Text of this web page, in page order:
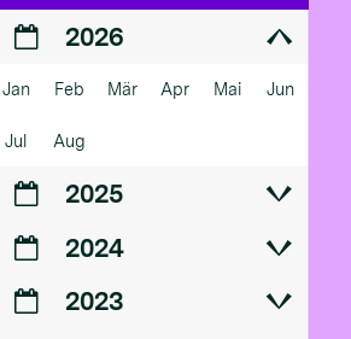
2026
Jan Feb Mär Apr Mai Jun
Jul Aug
2025
2024
2023